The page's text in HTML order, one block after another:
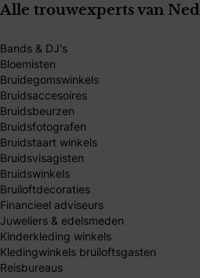
Alle trouwexperts van
Bands & DJ's
Bloemisten
Bruidegomswinkels
Bruidsaccesoires
Bruidsbeurzen
Bruidsfotografen
Bruidstaart winkels
Bruidsvisagisten
Bruidswinkels
Bruiloftdecoraties
Financieel adviseurs
Juweliers & edelsmeden
Kinderkleding winkels
Kledingwinkels bruiloftsgasten
Reisbureaus